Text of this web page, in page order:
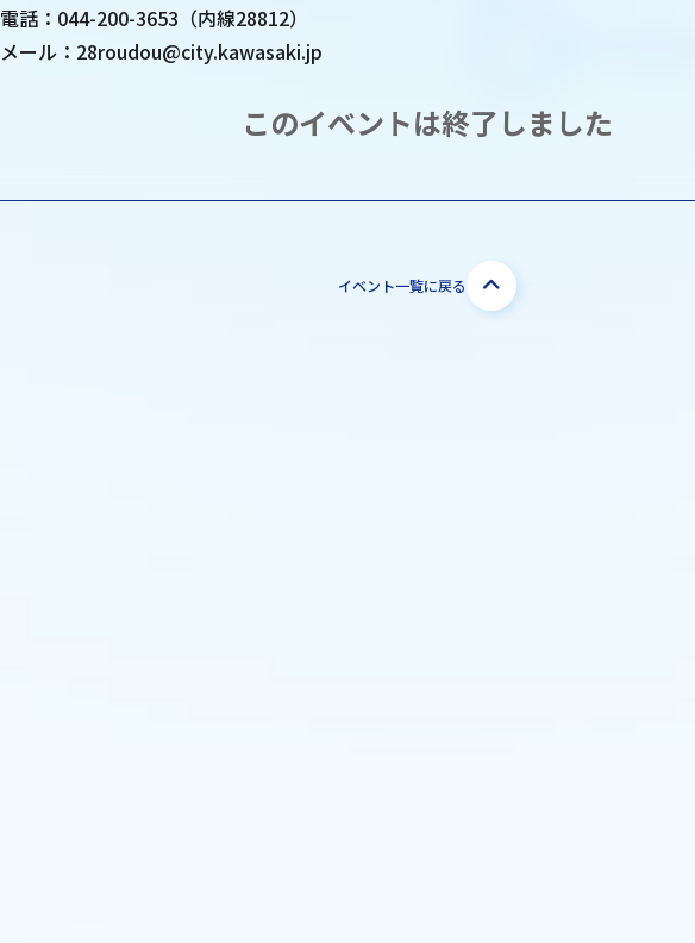
電話：044-200-3653（内線28812）
メール：28roudou@city.kawasaki.jp
このイベントは終了しました
イベント一覧に戻る